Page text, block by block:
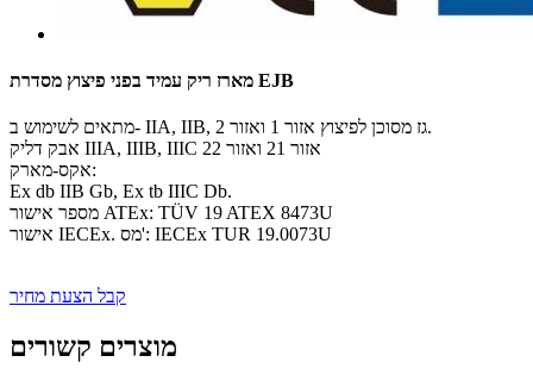
מארז ריק עמיד בפני פיצוץ מסדרת EJB
מתאים לשימוש ב- IIA, IIB, גז מסוכן לפיצוץ אזור 1 ואזור 2.
אבק דליק IIIA, IIIB, IIIC אזור 21 ואזור 22
אקס-מארק:
Ex db IIB Gb, Ex tb IIIC Db.
מספר אישור ATEx: TÜV 19 ATEX 8473U
אישור IECEx. מס': IECEx TUR 19.0073U
קבל הצעת מחיר
מוצרים קשורים